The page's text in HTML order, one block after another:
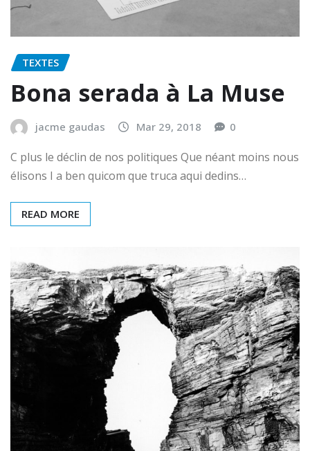
TEXTES
Bona serada à La Muse
jacme gaudas Mar 29, 2018 0
C plus le déclin de nos politiques Que néant moins nous
élisons I a ben quicom que truca aqui dedins…
READ MORE